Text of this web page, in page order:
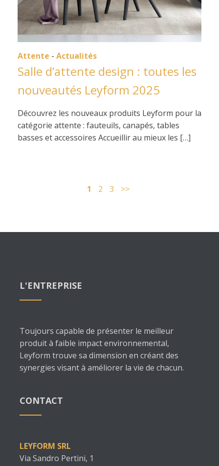
Attente - Actualités
Salle d’attente design : toutes les
nouveautés Leyform 2025
Découvrez les nouveaux produits Leyform pour la
catégorie attente : fauteuils, canapés, tables
basses et accessoires Accueillir au mieux les […]
1 2 3 >>
L'ENTREPRISE
Toujours capable de présenter le meilleur
produit à faible impact environnemental,
Leyform trouve sa dimension en créant des
synergies visant à améliorer la vie de chacun.
CONTACT
LEYFORM SRL
Via Sandro Pertini, 1